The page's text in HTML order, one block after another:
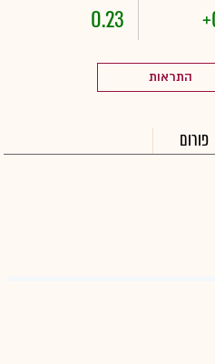
0.23
התראות
פורום